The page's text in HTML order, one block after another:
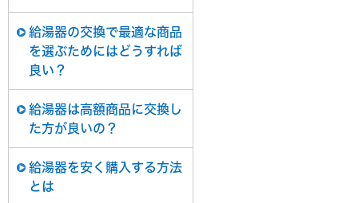
給湯器の交換で最適な商品
を選ぶためにはどうすれば
良い？
給湯器は高額商品に交換し
た方が良いの？
給湯器を安く購入する方法
とは